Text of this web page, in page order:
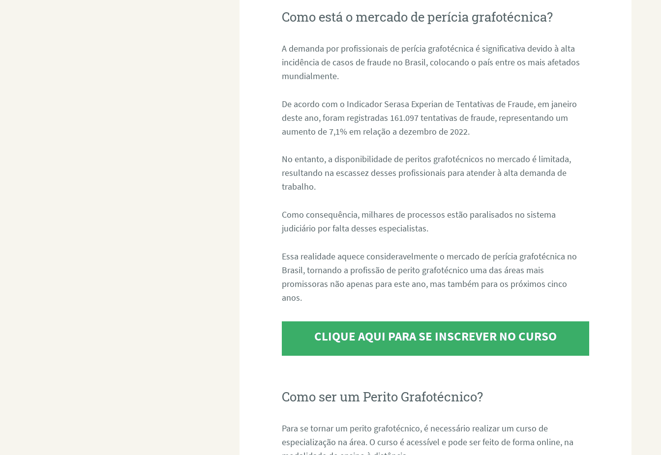
Como está o mercado de perícia grafotécnica?
A demanda por profissionais de perícia grafotécnica é significativa devido à alta
incidência de casos de fraude no Brasil, colocando o país entre os mais afetados
mundialmente.
De acordo com o Indicador Serasa Experian de Tentativas de Fraude, em janeiro
deste ano, foram registradas 161.097 tentativas de fraude, representando um
aumento de 7,1% em relação a dezembro de 2022.
No entanto, a disponibilidade de peritos grafotécnicos no mercado é limitada,
resultando na escassez desses profissionais para atender à alta demanda de
trabalho.
Como consequência, milhares de processos estão paralisados no sistema
judiciário por falta desses especialistas.
Essa realidade aquece consideravelmente o mercado de perícia grafotécnica no
Brasil, tornando a profissão de perito grafotécnico uma das áreas mais
promissoras não apenas para este ano, mas também para os próximos cinco
anos.
CLIQUE AQUI PARA SE INSCREVER NO CURSO
Como ser um Perito Grafotécnico?
Para se tornar um perito grafotécnico, é necessário realizar um curso de
especialização na área. O curso é acessível e pode ser feito de forma online, na